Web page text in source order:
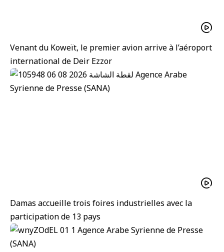
Venant du Koweït, le premier avion arrive à l’aéroport
international de Deir Ezzor
Damas accueille trois foires industrielles avec la
participation de 13 pays